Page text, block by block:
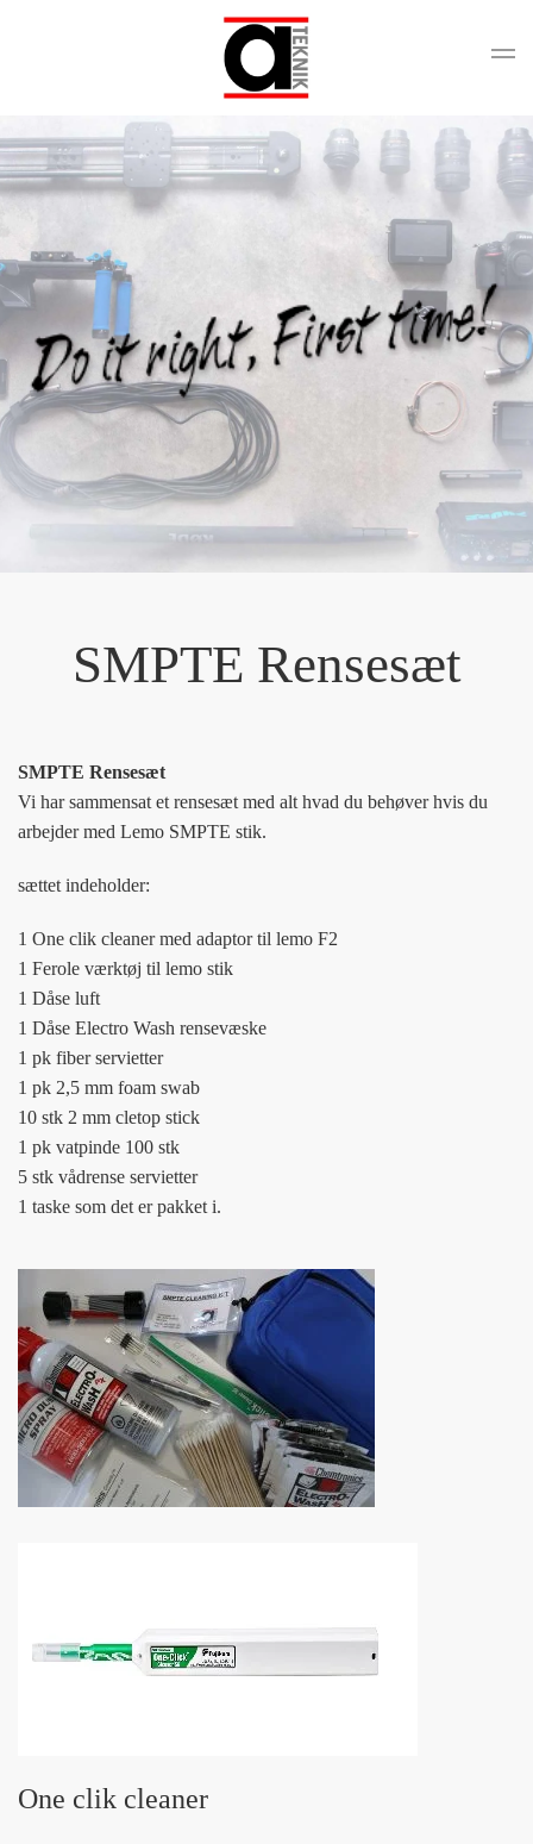
SMPTE Rensesæt
SMPTE Rensesæt
Vi har sammensat et rensesæt med alt hvad du behøver hvis du
arbejder med Lemo SMPTE stik.
sættet indeholder:
1 One clik cleaner med adaptor til lemo F2
1 Ferole værktøj til lemo stik
1 Dåse luft
1 Dåse Electro Wash rensevæske
1 pk fiber servietter
1 pk 2,5 mm foam swab
10 stk 2 mm cletop stick
1 pk vatpinde 100 stk
5 stk vådrense servietter
1 taske som det er pakket i.
One clik cleaner